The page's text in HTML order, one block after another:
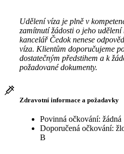
Udělení víza je plně v
zamítnutí žádosti o jeho
kancelář Čedok nenese
víza. Klientům doporučujeme
dostatečným předstihem a k
požadované dokumenty.
Zdravotní informace a požadavky
Povinná očkování: žádná
Doporučená očkování:
B